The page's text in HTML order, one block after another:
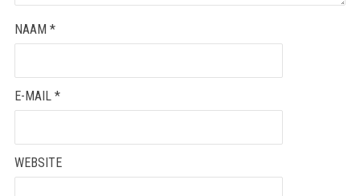
NAAM *
E-MAIL *
WEBSITE